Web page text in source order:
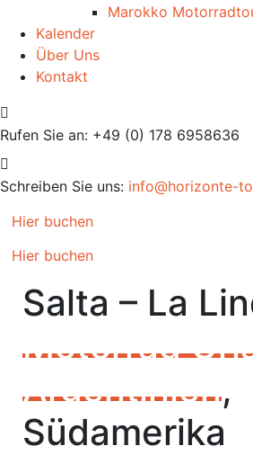
Marokko
Kalender
Über Uns
Kontakt
Rufen Sie an: +49 (0) 178 6958636
Schreiben Sie uns: info@horizonte-
Hier buchen
Hier buchen
Salta – La
Motorrad
Argentinien,
Südamerika